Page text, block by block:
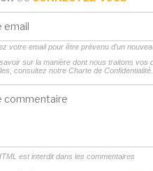
votre email pour être prévenu d'un
sur la manière dont nous traitons vos
consultez notre Charte de Confidentialité.
est interdit dans les commentaires